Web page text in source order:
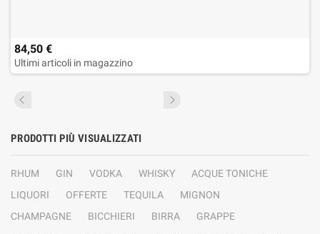
84,50 €
Ultimi articoli in magazzino
PRODOTTI PIÙ VISUALIZZATI
RHUM GIN VODKA WHISKY
ACQUE TONICHE
LIQUORI
OFFERTE TEQUILA
MIGNON
CHAMPAGNE
BICCHIERI BIRRA
GRAPPE